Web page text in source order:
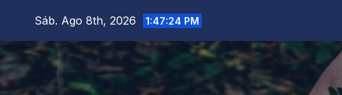
contenido
Sáb. Ago 8th, 2026 1:47:25 PM